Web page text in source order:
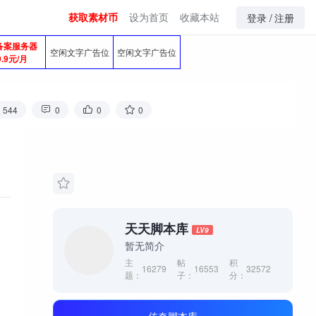
获取素材币 设为首页 收藏本站 登录 /注册
案服务器
元/月
空闲文字广告位 空闲文字广告位
544 0 0 0
天天脚本库 LV9
暂无简介
主
题：
16279
帖
子：
16553
积
分：
32572